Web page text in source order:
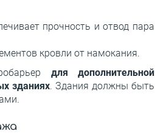
прочность и отвод пара
кровли от намокания.
для дополнительной
зданиях. Здания должны быть